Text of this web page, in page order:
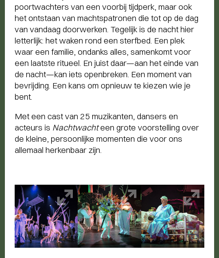
poortwachters van een voorbij tijdperk, maar ook
het ontstaan van machtspatronen die tot op de dag
van vandaag doorwerken. Tegelijk is de nacht hier
letterlijk: het waken rond een sterfbed. Een plek
waar een familie, ondanks alles, samenkomt voor
een laatste ritueel. En juist daar—aan het einde van
de nacht—kan iets openbreken. Een moment van
bevrijding. Een kans om opnieuw te kiezen wie je
bent.
Met een cast van 25 muzikanten, dansers en
acteurs is Nachtwachteen grote voorstelling over
de kleine, persoonlijke momenten die voor ons
allemaal herkenbaar zijn.